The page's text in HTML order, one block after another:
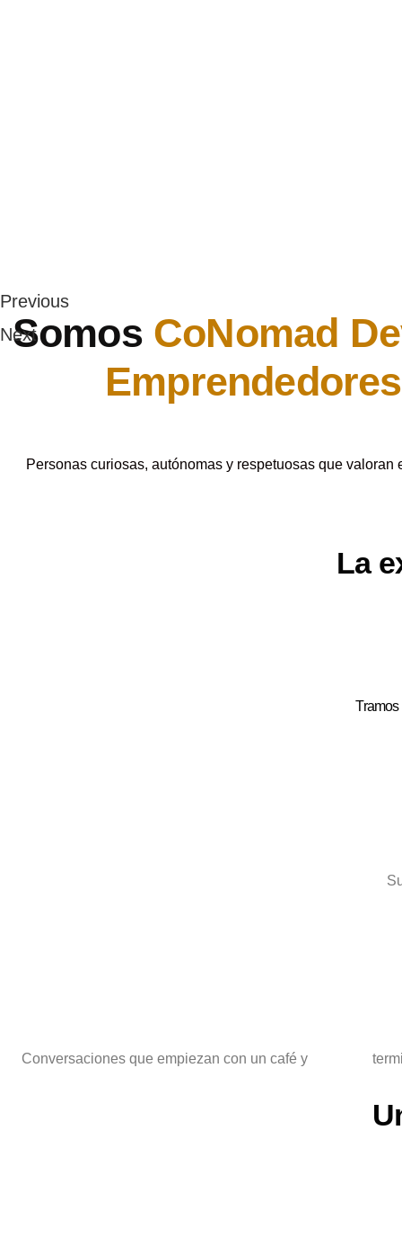
Previous
Next
Somos CoNomad
Personas curiosas, autónomas y respetuosas que
La
Tramos
Conversaciones que empiezan con un café y